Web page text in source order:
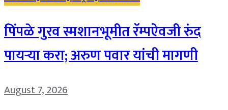
पिंपळे गुरव स्मशानभूमीत रॅम्पऐवजी रुंद
पायऱ्या करा; अरुण पवार यांची मागणी
August 7, 2026